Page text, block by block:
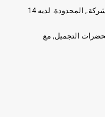
قوانغتشو Guanyu الماكينات والشركة., المحدودة. لديه 14
التجميل, مع